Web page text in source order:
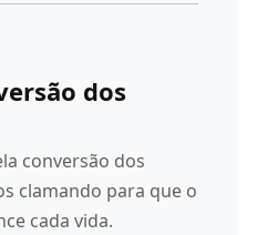
dos
conversão dos
clamando para que o
cada vida.